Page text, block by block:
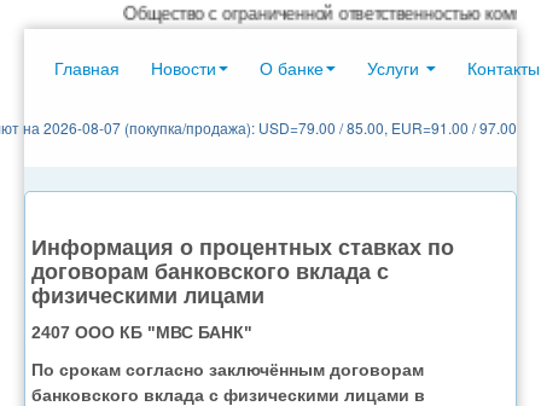
Общество с ограниченной ответственностью
Главная Новости О банке Услуги Контакты
на 2026-08-07 (покупка/продажа): USD=79.00 / 85.00, EUR=91.00 / 97.00
Информация о процентных ставках по
договорам банковского вклада с
физическими лицами
2407 ООО КБ "МВС БАНК"
По срокам согласно заключённым договорам
банковского вклада с физическими лицами в